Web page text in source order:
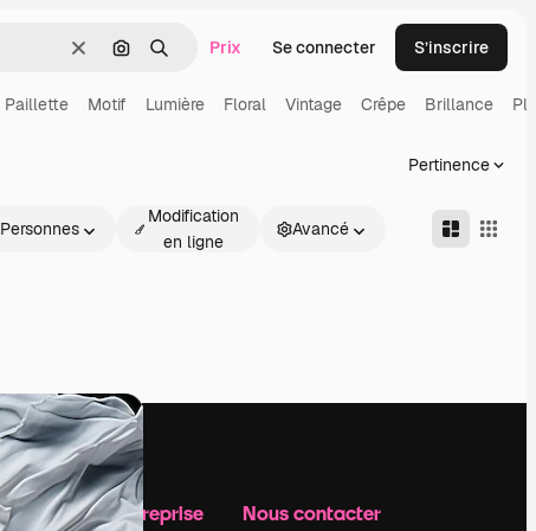
EffacerRechercher par image
Rechercher
Prix Se connecter S’inscrire
Paillette Motif Lumière Floral Vintage Crêpe Brillance
Pertinence
Personnes
Modification
en ligne
Avancé
Notre entreprise Nous contacter